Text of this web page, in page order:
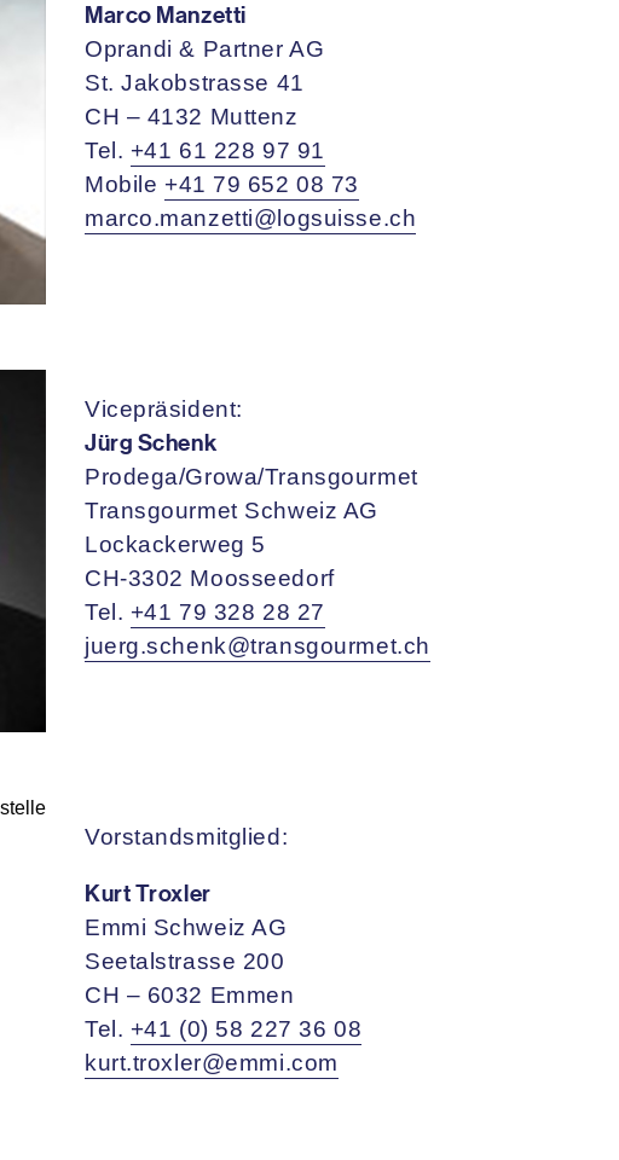
Marco Manzetti
Oprandi & Partner AG
St. Jakobstrasse 41
CH – 4132 Muttenz
Tel. +41 61 228 97 91
Mobile +41 79 652 08 73
marco.manzetti@logsuisse.ch
Vicepräsident:
Jürg Schenk
Prodega/Growa/Transgourmet
Transgourmet Schweiz AG
Lockackerweg 5
CH-3302 Moosseedorf
Tel. +41 79 328 28 27
juerg.schenk@transgourmet.ch
Vorstandsmitglied:
Kurt Troxler
Emmi Schweiz AG
Seetalstrasse 200
CH – 6032 Emmen
Tel. +41 (0) 58 227 36 08
kurt.troxler@emmi.com